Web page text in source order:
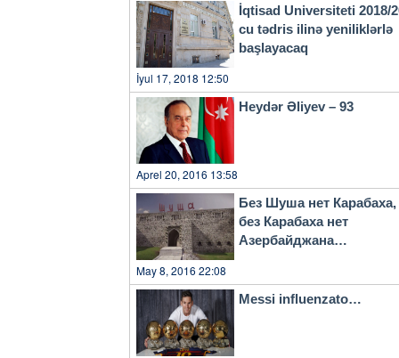
İqtisad Universiteti 2018/
cu tədris ilinə yeniliklərlə
başlayacaq
İyul 17, 2018 12:50
Heydər Əliyev – 93
Aprel 20, 2016 13:58
Без Шуша нет Карабаха,
без Карабаха нет
Азербайджана…
May 8, 2016 22:08
Messi influenzato…